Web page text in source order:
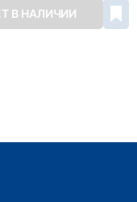
В НАЛИЧИИ